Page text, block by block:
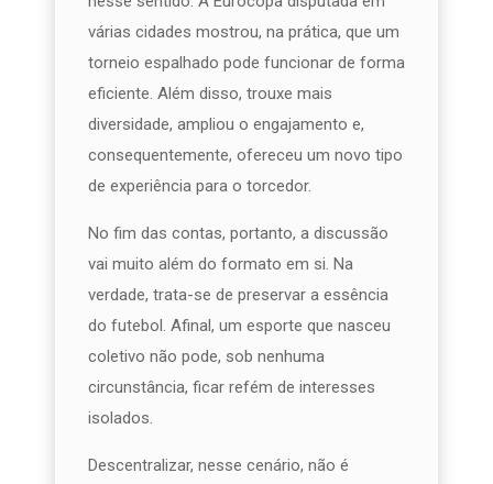
várias cidades mostrou, na prática, que um
torneio espalhado pode funcionar de forma
eficiente. Além disso, trouxe mais
diversidade, ampliou o engajamento e,
consequentemente, ofereceu um novo tipo
de experiência para o torcedor.
No fim das contas, portanto, a discussão
vai muito além do formato em si. Na
verdade, trata-se de preservar a essência
do futebol. Afinal, um esporte que nasceu
coletivo não pode, sob nenhuma
circunstância, ficar refém de interesses
isolados.
Descentralizar, nesse cenário, não é